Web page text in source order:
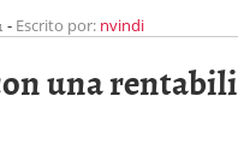
- Escrito por: nvindi
una